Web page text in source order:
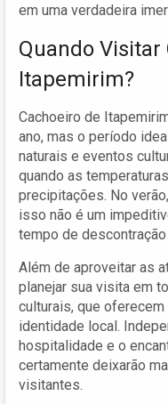
em uma verdadeira
Quando Visitar
Itapemirim?
Cachoeiro de
ano, mas o período
naturais e eventos
quando as
precipitações. No
isso não é um
tempo de
Além de aproveitar as
planejar sua visita em
culturais, que
identidade local.
hospitalidade e o
certamente deixarão
visitantes.